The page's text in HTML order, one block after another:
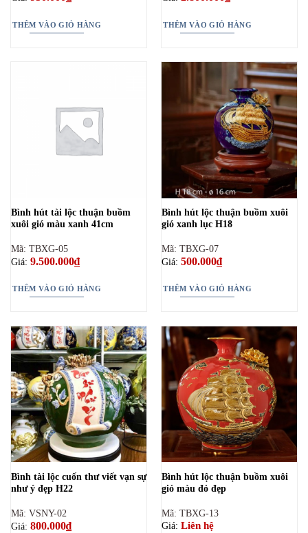
THÊM VÀO GIỎ HÀNG THÊM VÀO GIỎ HÀNG
Bình hút tài lộc thuận buồm
xuôi gió màu xanh 41cm
Mã: TBXG-05
Giá: 9.500.000₫
THÊM VÀO GIỎ HÀNG
Bình hút lộc thuận buồm xuôi
gió xanh lục H18
Mã: TBXG-07
Giá: 500.000₫
THÊM VÀO GIỎ HÀNG
Bình tài lộc cuốn thư viết vạn sự
như ý đẹp H22
Mã: VSNY-02
Giá: 800.000₫
Bình hút lộc thuận buồm xuôi
gió màu đỏ đẹp
Mã: TBXG-13
Giá: Liên hệ